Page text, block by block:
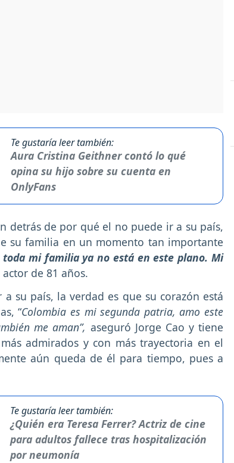
Te gustaría leer también:
Aura Cristina Geithner contó lo qué
opina su hijo sobre su cuenta en
OnlyFans
detrás de por qué el no puede ir a su país,
su familia en un momento tan importante
toda mi familia ya no está en este plano. Mi
de 81 años.
su país, la verdad es que su corazón está
“Colombia es mi segunda patria, amo este
me aman”, aseguró Jorge Cao y tiene
admirados y con más trayectoria en el
aún queda de él para tiempo, pues a
Te gustaría leer también:
¿Quién era Teresa Ferrer? Actriz de cine
para adultos fallece tras hospitalización
por neumonía